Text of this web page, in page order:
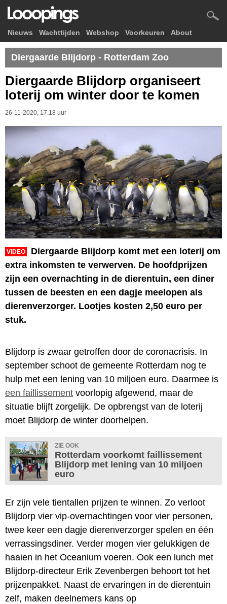
Nieuws Wachttijden Webshop Voorkeuren About
Diergaarde Blijdorp - Rotterdam Zoo
Diergaarde Blijdorp organiseert
loterij om winter door te komen
26-11-2020, 17.18 uur
VIDEO
Diergaarde Blijdorp komt met een loterij om
extra inkomsten te verwerven. De hoofdprijzen
zijn een overnachting in de dierentuin, een diner
tussen de beesten en een dagje meelopen als
dierenverzorger. Lootjes kosten 2,50 euro per
stuk.
Blijdorp is zwaar getroffen door de coronacrisis. In
september schoot de gemeente Rotterdam nog te
hulp met een lening van 10 miljoen euro. Daarmee is
een faillissement voorlopig afgewend, maar de
situatie blijft zorgelijk. De opbrengst van de loterij
moet Blijdorp de winter doorhelpen.
ZIE OOK
Rotterdam voorkomt faillissement
Blijdorp met lening van 10 miljoen
euro
Er zijn vele tientallen prijzen te winnen. Zo verloot
Blijdorp vier vip-overnachtingen voor vier personen,
twee keer een dagje dierenverzorger spelen en één
verrassingsdiner. Verder mogen vier gelukkigen de
haaien in het Oceanium voeren. Ook een lunch met
Blijdorp-directeur Erik Zevenbergen behoort tot het
prijzenpakket. Naast de ervaringen in de dierentuin
zelf, maken deelnemers kans op